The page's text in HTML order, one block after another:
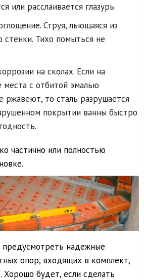
или расслаивается глазурь.
Струя, льющаяся из
стенки. Тихо помыться не
на сколах. Если на
места с отбитой эмалью
ржавеют, то сталь разрушается
покрытии ванны быстро
частично или полностью
надежные
опор, входящих в комплект,
Хорошо будет, если сделать